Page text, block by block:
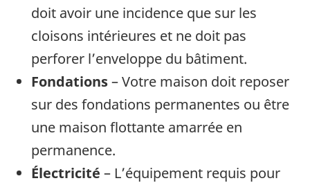
doit avoir une incidence que sur les
cloisons intérieures et ne doit pas
perforer l’enveloppe du bâtiment.
Fondations– Votre maison doit reposer
sur des fondations permanentes ou être
une maison flottante amarrée en
permanence.
Électricité – L’équipement requis pour